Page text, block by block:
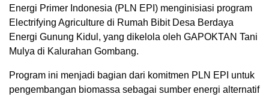
Energi Primer Indonesia (PLN EPI) menginisiasi program
Electrifying Agriculture di Rumah Bibit Desa Berdaya
Energi Gunung Kidul, yang dikelola oleh GAPOKTAN Tani
Mulya di Kalurahan Gombang.
Program ini menjadi bagian dari komitmen PLN EPI untuk
pengembangan biomassa sebagai sumber energi alternatif